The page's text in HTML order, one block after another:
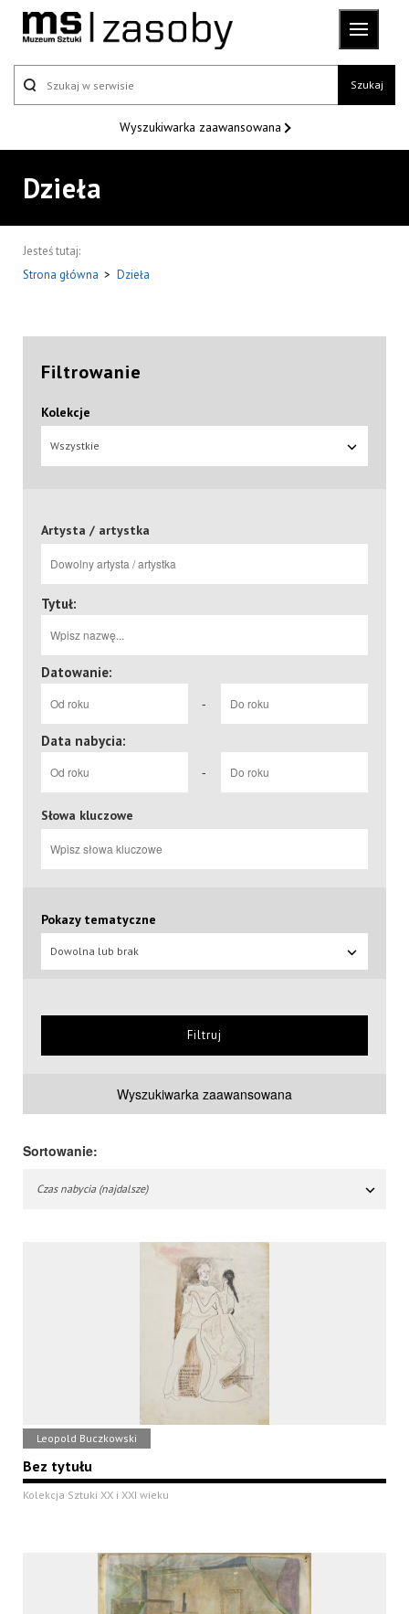
Szukaj
Wyszukiwarka zaawansowana
Dzieła
Jesteś tutaj:
Strona główna > Dzieła
Filtrowanie
Kolekcje
Wszystkie
Artysta / artystka
Tytuł:
Datowanie:
-
Data nabycia:
-
Słowa kluczowe
Pokazy tematyczne
Dowolna lub brak
Filtruj
Wyszukiwarka zaawansowana
Sortowanie:
Czas nabycia (najdalsze)
Leopold Buczkowski
Bez tytułu
Kolekcja Sztuki XX i XXI wieku